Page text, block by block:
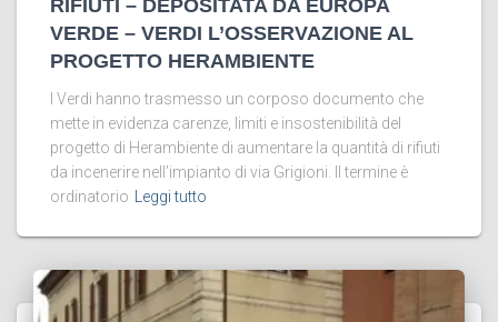
RIFIUTI – DEPOSITATA DA EUROPA
VERDE – VERDI L’OSSERVAZIONE AL
PROGETTO HERAMBIENTE
I Verdi hanno trasmesso un corposo documento che
mette in evidenza carenze, limiti e insostenibilità del
progetto di Herambiente di aumentare la quantità di rifiuti
da incenerire nell’impianto di via Grigioni. Il termine è
ordinatorio
Leggi tutto